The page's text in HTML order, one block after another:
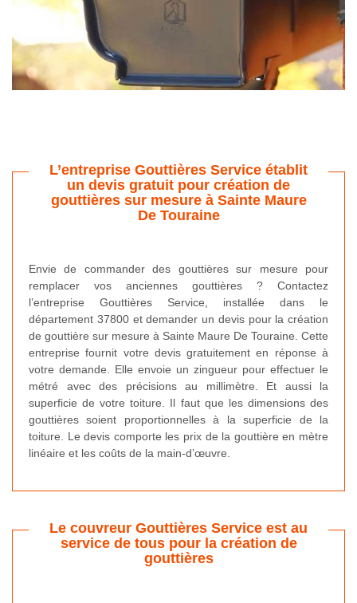
L’entreprise Gouttières Service établit
un devis gratuit pour création de
gouttières sur mesure à Sainte Maure
De Touraine
Envie de commander des gouttières sur mesure pour
remplacer vos anciennes gouttières ? Contactez
l’entreprise Gouttières Service, installée dans le
département 37800 et demander un devis pour la création
de gouttière sur mesure à Sainte Maure De Touraine. Cette
entreprise fournit votre devis gratuitement en réponse à
votre demande. Elle envoie un zingueur pour effectuer le
métré avec des précisions au millimètre. Et aussi la
superficie de votre toiture. Il faut que les dimensions des
gouttières soient proportionnelles à la superficie de la
toiture. Le devis comporte les prix de la gouttière en mètre
linéaire et les coûts de la main-d’œuvre.
Le couvreur Gouttières Service est au
service de tous pour la création de
gouttières